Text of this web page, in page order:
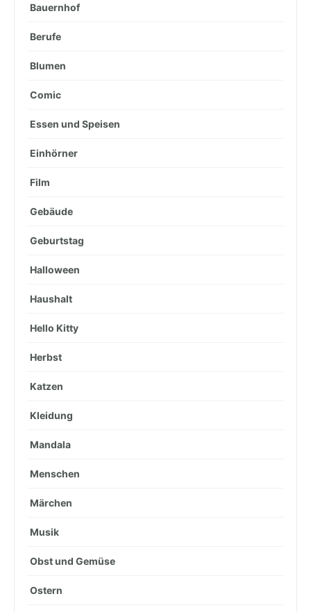
Bauernhof
Berufe
Blumen
Comic
Essen und Speisen
Einhörner
Film
Gebäude
Geburtstag
Halloween
Haushalt
Hello Kitty
Herbst
Katzen
Kleidung
Mandala
Menschen
Märchen
Musik
Obst und Gemüse
Ostern